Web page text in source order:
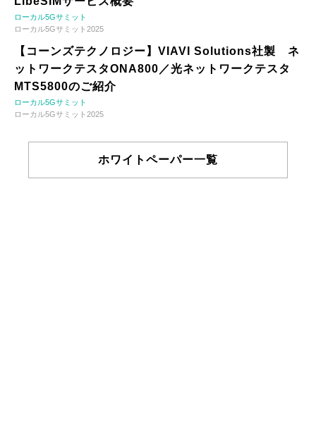
ローカル5Gサミット
ローカル5Gサミット2025
【コーンズテクノロジー】VIAVI Solutions社製 ネ
ットワークテスタONA800／光ネットワークテスタ
MTS5800のご紹介
ローカル5Gサミット
ローカル5Gサミット2025
ホワイトペーパー一覧